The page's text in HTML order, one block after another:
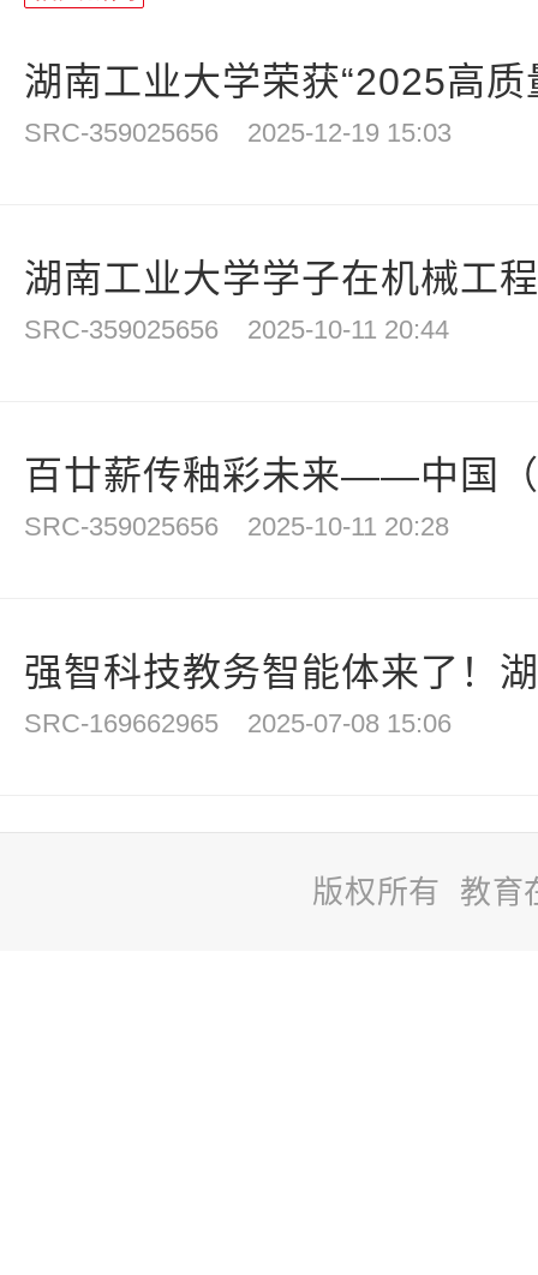
湖南工业大学荣获“2025高质
SRC-359025656 2025-12-19 15:03
湖南工业大学学子在机械工
SRC-359025656 2025-10-11 20:44
百廿薪传釉彩未来——中国
SRC-359025656 2025-10-11 20:28
强智科技教务智能体来了！
SRC-169662965 2025-07-08 15:06
版权所有 教育